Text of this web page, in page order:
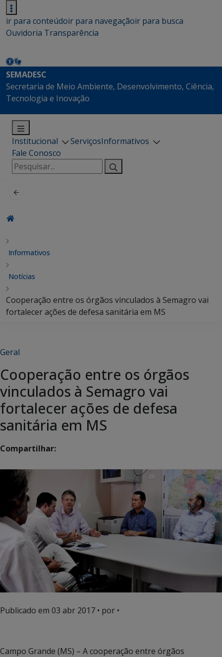
ir para conteúdoir para navegaçãoir para busca
Ouvidoria Transparência
SEMADESC
Secretaria de Meio Ambiente, Desenvolvimento, Ciência,
Tecnologia e Inovação
Institucional ServiçosInformativos
Fale Conosco
Pesquisar
por:
Informativos
Notícias
Cooperação entre os órgãos vinculados à Semagro vai
fortalecer ações de defesa sanitária em MS
Geral
Cooperação entre os órgãos
vinculados à Semagro vai
fortalecer ações de defesa
sanitária em MS
Compartilhar:
Publicado em 03 abr 2017 • por •
Campo Grande (MS) – A cooperação entre órgãos